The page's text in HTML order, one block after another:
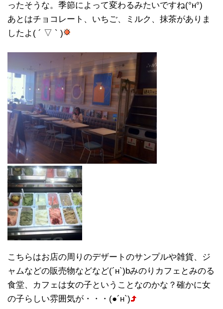
ったそうな。季節によって変わるみたいですね(°н°)
あとはチョコレート、いちご、ミルク、抹茶がありま
したよ( ´ ▽ ` )
こちらはお店の周りのデザートのサンプルや雑貨、ジ
ャムなどの販売物などなど(´н`)bみのりカフェとみのる
食堂、カフェは女の子ということなのかな？確かに女
の子らしい雰囲気が・・・(●´н`)